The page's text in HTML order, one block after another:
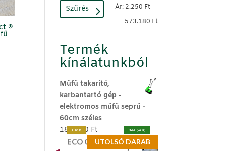
®
Min
ár
Max
ár
Szűrés Ár: 2.250 Ft—
573.180 Ft
Termék
kínálatunkból
Műfű takarító,
karbantartó gép -
elektromos műfű seprű -
60cm széles
189.990 Ft
ECO Grass®
LUXUS
UTOLSÓ DARAB
NYÁRI (sötét)
ECO Grass ® Infinity